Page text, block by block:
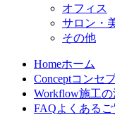
オフィス
サロン・
その他
Homeホーム
Conceptコンセ
Workflow施工
FAQよくあるご